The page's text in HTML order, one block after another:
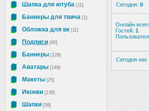
Шапка для ютуба [11]
Баннеры для твича [1]
Обложка для вк [11]
Подписи [95]
Баннеры [128]
Аватары [146]
Макеты [25]
Иконки [136]
Шапки [58]
Сегодня: 0
Онлайн
Гостей: 1
Сегодня нас